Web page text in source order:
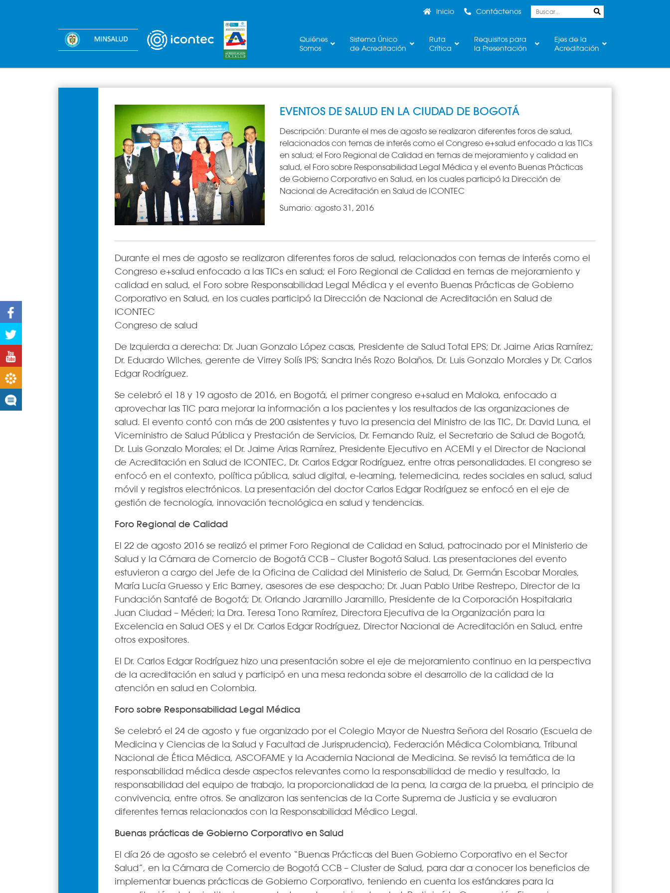
Inicio Contáctenos
Quiénes
Somos
Sistema Único
de Acreditación
Ruta
Crítica
Requisitos para
la Presentación
Ejes de la
Acreditación
EVENTOS DE SALUD EN LA CIUDAD DE BOGOTÁ
Descripción: Durante el mes de agosto se realizaron diferentes foros de salud,
relacionados con temas de interés como el Congreso e+salud enfocado a las TICs
en salud; el Foro Regional de Calidad en temas de mejoramiento y calidad en
salud, el Foro sobre Responsabilidad Legal Médica y el evento Buenas Prácticas
de Gobierno Corporativo en Salud, en los cuales participó la Dirección de
Nacional de Acreditación en Salud de ICONTEC
Sumario: agosto 31, 2016
Durante el mes de agosto se realizaron diferentes foros de salud, relacionados con temas de interés como el
Congreso e+salud enfocado a las TICs en salud; el Foro Regional de Calidad en temas de mejoramiento y
calidad en salud, el Foro sobre Responsabilidad Legal Médica y el evento Buenas Prácticas de Gobierno
Corporativo en Salud, en los cuales participó la Dirección de Nacional de Acreditación en Salud de
ICONTEC
Congreso de salud
De Izquierda a derecha: Dr. Juan Gonzalo López casas, Presidente de Salud Total EPS; Dr. Jaime Arias Ramírez;
Dr. Eduardo Wilches, gerente de Virrey Solís IPS; Sandra Inés Rozo Bolaños, Dr. Luis Gonzalo Morales y Dr. Carlos
Edgar Rodríguez.
Se celebró el 18 y 19 agosto de 2016, en Bogotá, el primer congreso e+salud en Maloka, enfocado a
aprovechar las TIC para mejorar la información a los pacientes y los resultados de las organizaciones de
salud. El evento contó con más de 200 asistentes y tuvo la presencia del Ministro de las TIC, Dr. David Luna, el
Viceministro de Salud Pública y Prestación de Servicios, Dr. Fernando Ruiz, el Secretario de Salud de Bogotá,
Dr. Luis Gonzalo Morales; el Dr. Jaime Arias Ramírez, Presidente Ejecutivo en ACEMI y el Director de Nacional
de Acreditación en Salud de ICONTEC, Dr. Carlos Edgar Rodríguez, entre otras personalidades. El congreso se
enfocó en el contexto, política pública, salud digital, e-learning, telemedicina, redes sociales en salud, salud
móvil y registros electrónicos. La presentación del doctor Carlos Edgar Rodríguez se enfocó en el eje de
gestión de tecnología, innovación tecnológica en salud y tendencias.
Foro Regional de Calidad
El 22 de agosto 2016 se realizó el primer Foro Regional de Calidad en Salud, patrocinado por el Ministerio de
Salud y la Cámara de Comercio de Bogotá CCB – Cluster Bogotá Salud. Las presentaciones del evento
estuvieron a cargo del Jefe de la Oficina de Calidad del Ministerio de Salud, Dr. Germán Escobar Morales,
María Lucía Gruesso y Eric Barney, asesores de ese despacho; Dr. Juan Pablo Uribe Restrepo, Director de la
Fundación Santafé de Bogotá; Dr. Orlando Jaramillo Jaramillo, Presidente de la Corporación Hospitalaria
Juan Ciudad – Méderi; la Dra. Teresa Tono Ramírez, Directora Ejecutiva de la Organización para la
Excelencia en Salud OES y el Dr. Carlos Edgar Rodríguez, Director Nacional de Acreditación en Salud, entre
otros expositores.
El Dr. Carlos Edgar Rodríguez hizo una presentación sobre el eje de mejoramiento continuo en la perspectiva
de la acreditación en salud y participó en una mesa redonda sobre el desarrollo de la calidad de la
atención en salud en Colombia.
Foro sobre Responsabilidad Legal Médica
Se celebró el 24 de agosto y fue organizado por el Colegio Mayor de Nuestra Señora del Rosario (Escuela de
Medicina y Ciencias de la Salud y Facultad de Jurisprudencia), Federación Médica Colombiana, Tribunal
Nacional de Ética Médica, ASCOFAME y la Academia Nacional de Medicina. Se revisó la temática de la
responsabilidad médica desde aspectos relevantes como la responsabilidad de medio y resultado, la
responsabilidad del equipo de trabajo, la proporcionalidad de la pena, la carga de la prueba, el principio de
convivencia, entre otros. Se analizaron las sentencias de la Corte Suprema de Justicia y se evaluaron
diferentes temas relacionados con la Responsabilidad Médico Legal.
Buenas prácticas de Gobierno Corporativo en Salud
El día 26 de agosto se celebró el evento “Buenas Prácticas del Buen Gobierno Corporativo en el Sector
Salud”, en la Cámara de Comercio de Bogotá CCB – Cluster de Salud, para dar a conocer los beneficios de
implementar buenas prácticas de Gobierno Corporativo, teniendo en cuenta los estándares para la